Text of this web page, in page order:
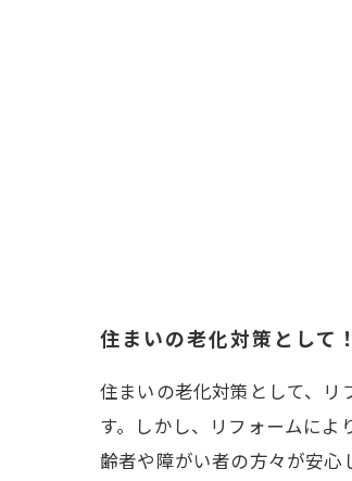
住まいの老化対策として！
住まいの老化対策として、リ
す。しかし、リフォームに
齢者や障がい者の方々が安心